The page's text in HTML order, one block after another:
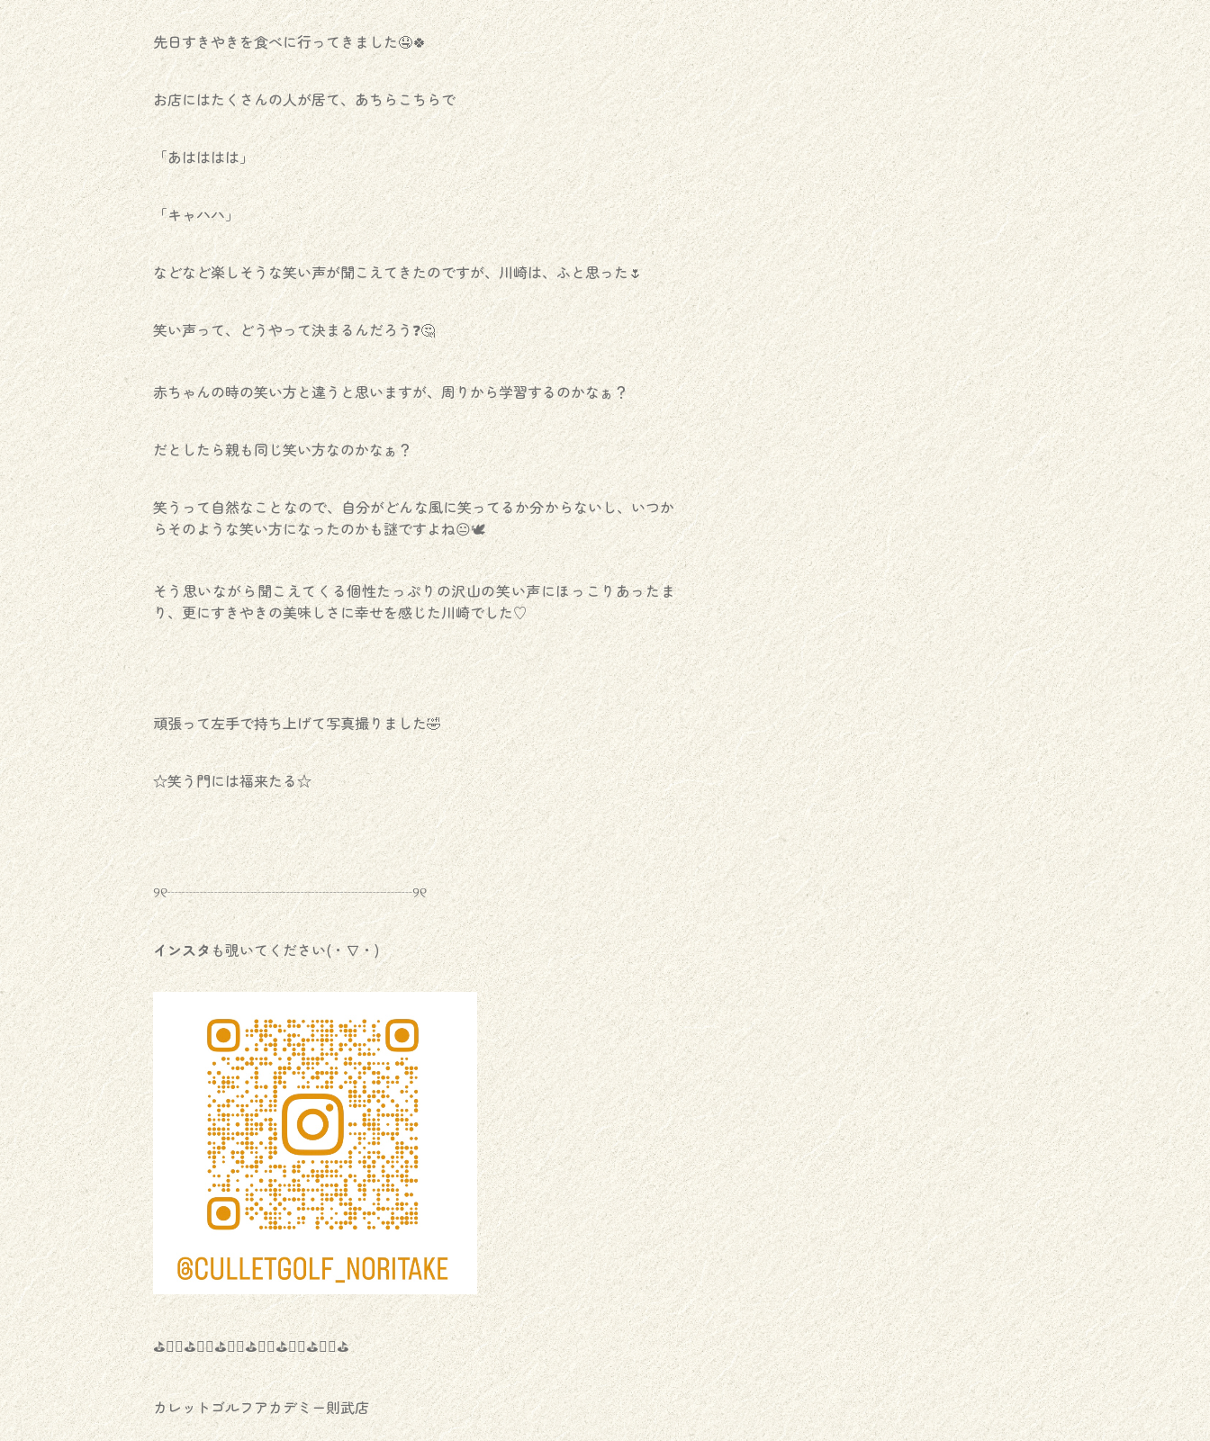
先日すきやきを食べに行ってきました🤤🍀
お店にはたくさんの人が居て、あちらこちらで
「あはははは」
「キャハハ」
などなど楽しそうな笑い声が聞こえてきたのですが、川崎は、ふと思った🌷
笑い声って、どうやって決まるんだろう❓🤔
赤ちゃんの時の笑い方と違うと思いますが、周りから学習するのかなぁ？
だとしたら親も同じ笑い方なのかなぁ？
笑うって自然なことなので、自分がどんな風に笑ってるか分からないし、いつか
らそのような笑い方になったのかも謎ですよね😐🕊
そう思いながら聞こえてくる個性たっぷりの沢山の笑い声にほっこりあったま
り、更にすきやきの美味しさに幸せを感じた川崎でした♡
頑張って左手で持ち上げて写真撮りました🤣
☆笑う門には福来たる☆
୨୧┈┈┈┈┈┈┈┈┈┈┈┈┈┈┈┈┈୨୧
インスタも覗いてください(・∇・)
⛳️🏌️‍♂️⛳️🏌️‍♀️⛳️🏌️‍♂️⛳️🏌️‍♀️⛳️🏌️‍♂️⛳️🏌️‍♀️⛳️
カレットゴルフアカデミー則武店